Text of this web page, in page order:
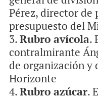
Pérez, director de
presupuesto del
Rubro avícola.
contralmirante
de organización y
Horizonte
Rubro azúcar.